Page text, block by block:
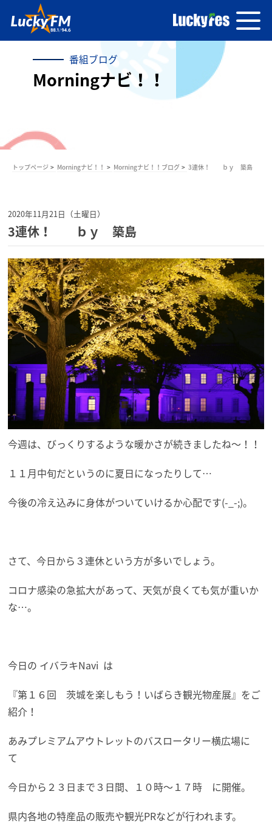
番組ブログ
Morningナビ！！
トップページ Morningナビ！！ Morningナビ！！ブログ 3連休！ ｂｙ 築島
2020年11月21日（土曜日）
3連休！ ｂｙ 築島
今週は、びっくりするような暖かさが続きましたね～！！
１１月中旬だというのに夏日になったりして…
今後の冷え込みに身体がついていけるか心配です(-_-;)。
さて、今日から３連休という方が多いでしょう。
コロナ感染の急拡大があって、天気が良くても気が重いか
な…。
今日の イバラキNavi は
『第１６回 茨城を楽しもう！いばらき観光物産展』をご
紹介！
あみプレミアムアウトレットのバスロータリー横広場に
て
今日から２３日まで３日間、１０時～１７時 に開催。
県内各地の特産品の販売や観光PRなどが行われます。